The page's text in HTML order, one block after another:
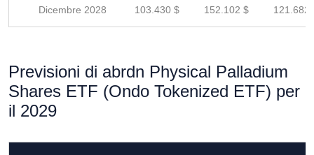
Dicembre 2028 103.430 $ 152.102 $ 121.682
Previsioni di abrdn Physical Palladium
Shares ETF (Ondo Tokenized ETF) per
il 2029